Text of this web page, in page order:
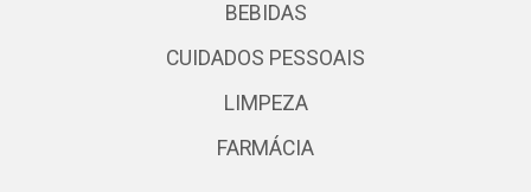
BEBIDAS
CUIDADOS PESSOAIS
LIMPEZA
FARMÁCIA